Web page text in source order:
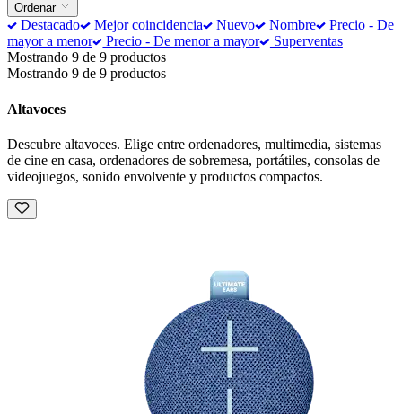
Ordenar
Destacado Mejor coincidencia Nuevo Nombre
Precio - De
mayor a menor
Precio - De menor a mayor
Superventas
Mostrando 9 de 9 productos
Mostrando 9 de 9 productos
Altavoces
Descubre altavoces. Elige entre ordenadores, multimedia, sistemas
de cine en casa, ordenadores de sobremesa, portátiles, consolas de
videojuegos, sonido envolvente y productos compactos.